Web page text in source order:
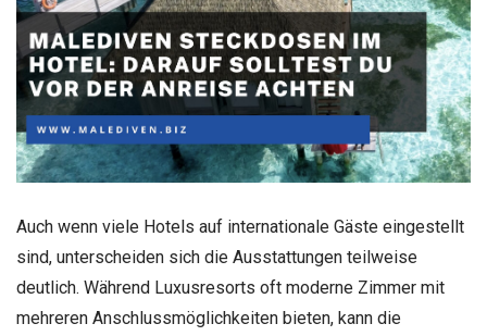
Auch wenn viele Hotels auf internationale Gäste eingestellt
sind, unterscheiden sich die Ausstattungen teilweise
deutlich. Während Luxusresorts oft moderne Zimmer mit
mehreren Anschlussmöglichkeiten bieten, kann die